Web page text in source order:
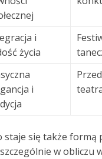
i
życia
i
staje się także
w obliczu